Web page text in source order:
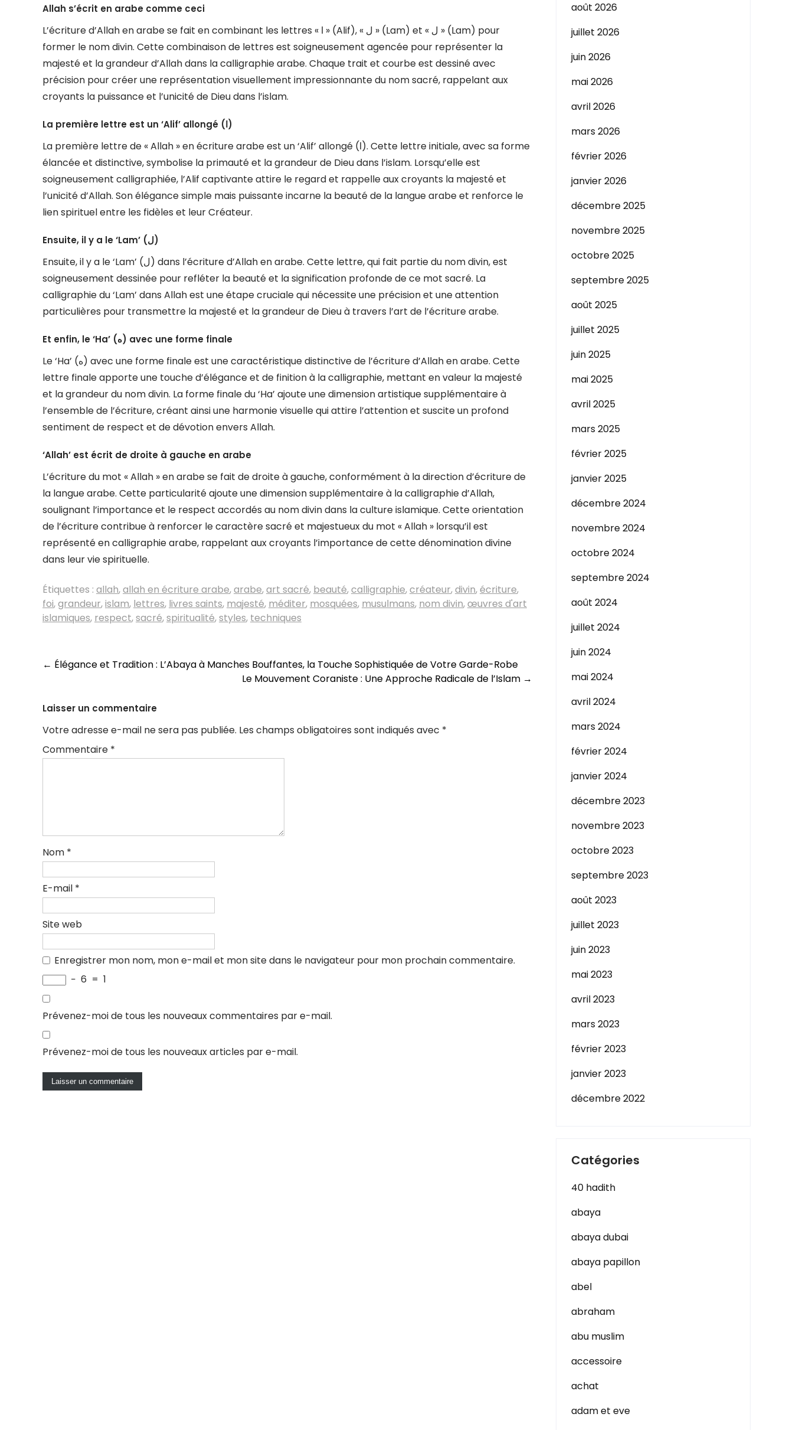
Allah s’écrit en arabe comme ceci
L’écriture d’Allah en arabe se fait en combinant les lettres « ا » (Alif), « ل » (Lam) et « ل » (Lam) pour
former le nom divin. Cette combinaison de lettres est soigneusement agencée pour représenter la
majesté et la grandeur d’Allah dans la calligraphie arabe. Chaque trait et courbe est dessiné avec
précision pour créer une représentation visuellement impressionnante du nom sacré, rappelant aux
croyants la puissance et l’unicité de Dieu dans l’islam.
La première lettre est un ‘Alif’ allongé (ا)
La première lettre de « Allah » en écriture arabe est un ‘Alif’ allongé (ا). Cette lettre initiale, avec sa forme
élancée et distinctive, symbolise la primauté et la grandeur de Dieu dans l’islam. Lorsqu’elle est
soigneusement calligraphiée, l’Alif captivante attire le regard et rappelle aux croyants la majesté et
l’unicité d’Allah. Son élégance simple mais puissante incarne la beauté de la langue arabe et renforce le
lien spirituel entre les fidèles et leur Créateur.
Ensuite, il y a le ‘Lam’ (ل)
Ensuite, il y a le ‘Lam’ (ل) dans l’écriture d’Allah en arabe. Cette lettre, qui fait partie du nom divin, est
soigneusement dessinée pour refléter la beauté et la signification profonde de ce mot sacré. La
calligraphie du ‘Lam’ dans Allah est une étape cruciale qui nécessite une précision et une attention
particulières pour transmettre la majesté et la grandeur de Dieu à travers l’art de l’écriture arabe.
Et enfin, le ‘Ha’ (ه) avec une forme finale
Le ‘Ha’ (ه) avec une forme finale est une caractéristique distinctive de l’écriture d’Allah en arabe. Cette
lettre finale apporte une touche d’élégance et de finition à la calligraphie, mettant en valeur la majesté
et la grandeur du nom divin. La forme finale du ‘Ha’ ajoute une dimension artistique supplémentaire à
l’ensemble de l’écriture, créant ainsi une harmonie visuelle qui attire l’attention et suscite un profond
sentiment de respect et de dévotion envers Allah.
‘Allah’ est écrit de droite à gauche en arabe
L’écriture du mot « Allah » en arabe se fait de droite à gauche, conformément à la direction d’écriture de
la langue arabe. Cette particularité ajoute une dimension supplémentaire à la calligraphie d’Allah,
soulignant l’importance et le respect accordés au nom divin dans la culture islamique. Cette orientation
de l’écriture contribue à renforcer le caractère sacré et majestueux du mot « Allah » lorsqu’il est
représenté en calligraphie arabe, rappelant aux croyants l’importance de cette dénomination divine
dans leur vie spirituelle.
Étiquettes : allah,allah en écriture arabe,arabe,art sacré, beauté,calligraphie,créateur,divin,écriture,
foi,grandeur,islam, lettres, livres saints, majesté, méditer, mosquées, musulmans, nom divin,œuvres d'art
islamiques, respect,sacré,spiritualité,styles, techniques
Navigation
articles
← Élégance et Tradition : L’Abaya à Manches Bouffantes, la Touche Sophistiquée de Votre Garde-Robe
Le Mouvement Coraniste : Une Approche Radicale de l’Islam →
Laisser un commentaire
Votre adresse e-mail ne sera pas publiée. Les champs obligatoires sont indiqués avec *
Commentaire *
Nom *
E-mail *
Site web
Enregistrer mon nom, mon e-mail et mon site dans le navigateur pour mon prochain commentaire.
− 6 = 1
Prévenez-moi de tous les nouveaux commentaires par e-mail.
Prévenez-moi de tous les nouveaux articles par e-mail.
août 2026
juillet 2026
juin 2026
mai 2026
avril 2026
mars 2026
février 2026
janvier 2026
décembre 2025
novembre 2025
octobre 2025
septembre 2025
août 2025
juillet 2025
juin 2025
mai 2025
avril 2025
mars 2025
février 2025
janvier 2025
décembre 2024
novembre 2024
octobre 2024
septembre 2024
août 2024
juillet 2024
juin 2024
mai 2024
avril 2024
mars 2024
février 2024
janvier 2024
décembre 2023
novembre 2023
octobre 2023
septembre 2023
août 2023
juillet 2023
juin 2023
mai 2023
avril 2023
mars 2023
février 2023
janvier 2023
décembre 2022
Catégories
40 hadith
abaya
abaya dubai
abaya papillon
abel
abraham
abu muslim
accessoire
achat
adam et eve